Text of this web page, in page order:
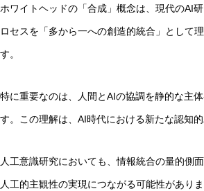
ホワイトヘッドの「合成」概念は、現代のAI
ロセスを「多から一への創造的統合」として
す。
特に重要なのは、人間とAIの協調を静的な主
す。この理解は、AI時代における新たな認知
人工意識研究においても、情報統合の量的側
人工的主観性の実現につながる可能性がありま